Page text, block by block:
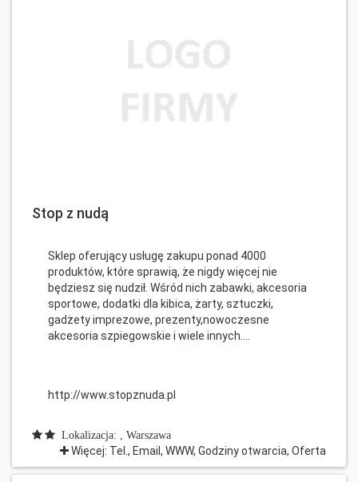
Stop z nudą
Sklep oferujący usługę zakupu ponad 4000
produktów, które sprawią, że nigdy więcej nie
będziesz się nudził. Wśród nich zabawki, akcesoria
sportowe, dodatki dla kibica, żarty, sztuczki,
gadżety imprezowe, prezenty,nowoczesne
akcesoria szpiegowskie i wiele innych....
http://www.stopznuda.pl
Lokalizacja: , Warszawa
Więcej: Tel., Email, WWW, Godziny otwarcia, Oferta